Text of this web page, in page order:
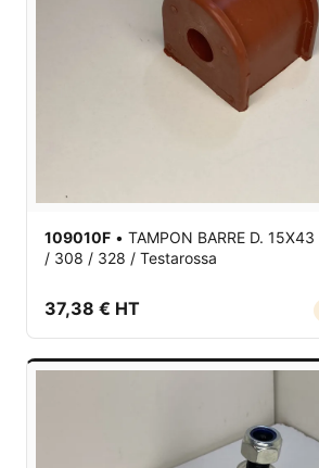
109010F • TAMPON BARRE D. 15X43
/ 308 / 328 / Testarossa
37,38 € HT